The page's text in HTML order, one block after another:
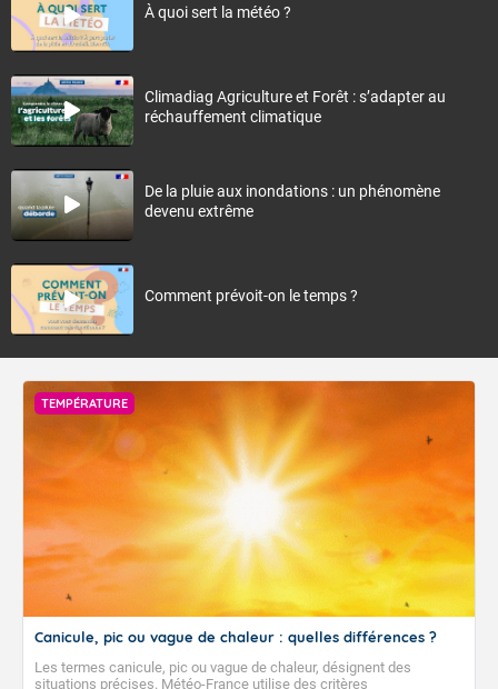
À quoi sert la météo ?
Climadiag Agriculture et Forêt : s’adapter au
réchauffement climatique
De la pluie aux inondations : un phénomène
devenu extrême
Comment prévoit-on le temps ?
TEMPÉRATURE
Canicule, pic ou vague de chaleur : quelles différences ?
Les termes canicule, pic ou vague de chaleur, désignent des
situations précises. Météo-France utilise des critères